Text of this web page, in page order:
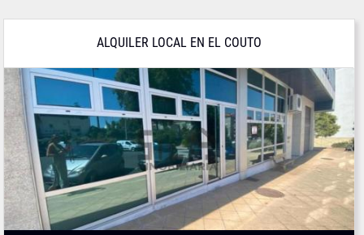
ALQUILER LOCAL EN EL COUTO